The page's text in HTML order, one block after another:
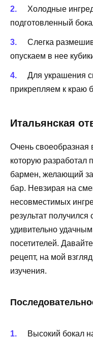
Холодные
подготовленный
Слегка
опускаем в нее
Для украшения
прикрепляем к краю
Итальянская
Очень своеобразная
которую разработал
бармен, желающий
бар. Невзирая на
несовместимых
результат
удивительно
посетителей.
рецепт, на мой
изучения.
Высокий бокал